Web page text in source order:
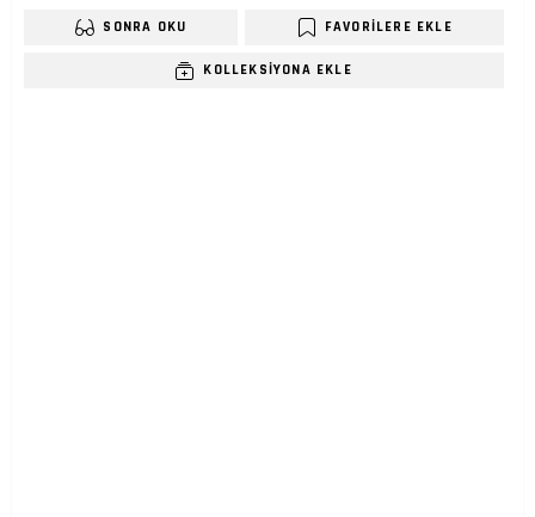
SONRA OKU FAVORILERE EKLE
KOLLEKSIYONA EKLE